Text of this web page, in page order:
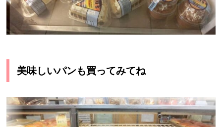
美味しいパンも買ってみてね